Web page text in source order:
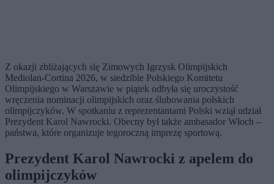
Z okazji zbliżających się Zimowych Igrzysk Olimpijskich
Mediolan-Cortina 2026, w siedzibie Polskiego Komitetu
Olimpijskiego w Warszawie w piątek odbyła się uroczystość
wręczenia nominacji olimpijskich oraz ślubowania polskich
olimpijczyków. W spotkaniu z reprezentantami Polski wziął udział
Prezydent Karol Nawrocki. Obecny był także ambasador Włoch –
państwa, które organizuje tegoroczną imprezę sportową.
Prezydent Karol Nawrocki z apelem do
olimpijczyków